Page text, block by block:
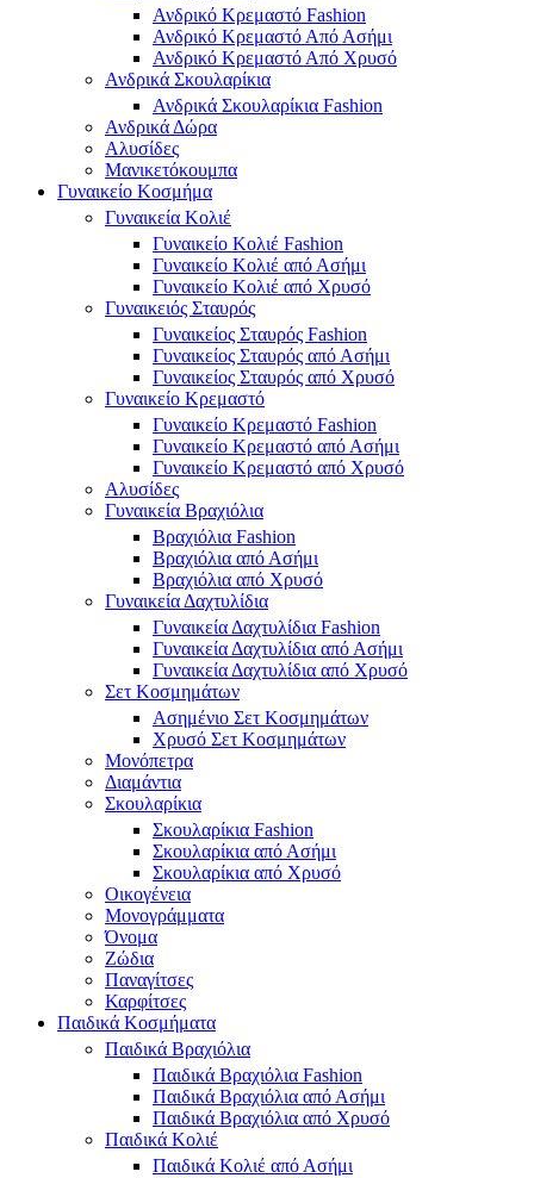
Ανδρικό Κρεμαστό Fashion
Ανδρικό Κρεμαστό Από Ασήμι
Ανδρικό Κρεμαστό Από Χρυσό
Ανδρικά Σκουλαρίκια
Ανδρικά Σκουλαρίκια Fashion
Ανδρικά Δώρα
Αλυσίδες
Μανικετόκουμπα
Γυναικείο Κοσμήμα
Γυναικεία Κολιέ
Γυναικείο Κολιέ Fashion
Γυναικείο Κολιέ από Ασήμι
Γυναικείο Κολιέ από Χρυσό
Γυναικειός Σταυρός
Γυναικείος Σταυρός Fashion
Γυναικείος Σταυρός από Ασήμι
Γυναικείος Σταυρός από Χρυσό
Γυναικείο Κρεμαστό
Γυναικείο Κρεμαστό Fashion
Γυναικείο Κρεμαστό από Ασήμι
Γυναικείο Κρεμαστό από Χρυσό
Αλυσίδες
Γυναικεία Βραχιόλια
Βραχιόλια Fashion
Βραχιόλια από Ασήμι
Βραχιόλια από Χρυσό
Γυναικεία Δαχτυλίδια
Γυναικεία Δαχτυλίδια Fashion
Γυναικεία Δαχτυλίδια από Ασήμι
Γυναικεία Δαχτυλίδια από Χρυσό
Σετ Κοσμημάτων
Ασημένιο Σετ Κοσμημάτων
Χρυσό Σετ Κοσμημάτων
Μονόπετρα
Διαμάντια
Σκουλαρίκια
Σκουλαρίκια Fashion
Σκουλαρίκια από Ασήμι
Σκουλαρίκια από Χρυσό
Οικογένεια
Μονογράμματα
Όνομα
Ζώδια
Παναγίτσες
Καρφίτσες
Παιδικά Κοσμήματα
Παιδικά Βραχιόλια
Παιδικά Βραχιόλια Fashion
Παιδικά Βραχιόλια από Ασήμι
Παιδικά Βραχιόλια από Χρυσό
Παιδικά Κολιέ
Παιδικά Κολιέ από Ασήμι